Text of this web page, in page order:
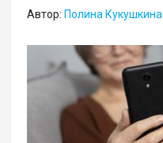
Автор: Полина Кукушкина